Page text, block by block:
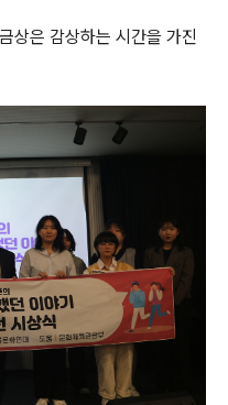
상은 감상하는 시간을 가진